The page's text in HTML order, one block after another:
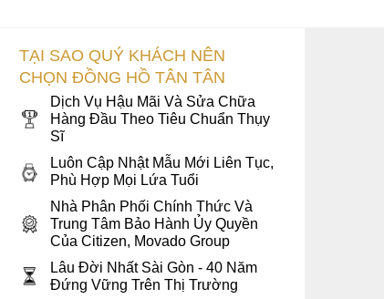
TẠI SAO QUÝ KHÁCH NÊN
CHỌN ĐỒNG HỒ TÂN TÂN
Dịch Vụ Hậu Mãi Và Sửa Chữa
Hàng Đầu Theo Tiêu Chuẩn Thụy
Sĩ
Luôn Cập Nhật Mẫu Mới Liên Tục,
Phù Hợp Mọi Lứa Tuổi
Nhà Phân Phối Chính Thức Và
Trung Tâm Bảo Hành Ủy Quyền
Của Citizen, Movado Group
Lâu Đời Nhất Sài Gòn - 40 Năm
Đứng Vững Trên Thị Trường